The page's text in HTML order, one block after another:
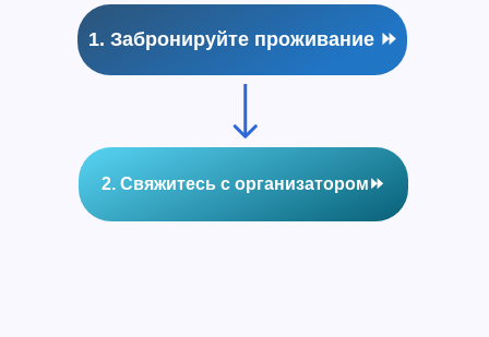
2. Свяжитесь с организатором⏩
1. Забронируйте проживание ⏩